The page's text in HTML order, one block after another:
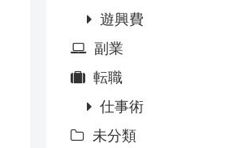
遊興費
副業
転職
仕事術
未分類